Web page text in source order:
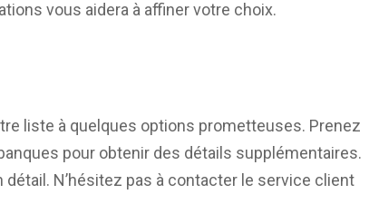
vous aidera à affiner votre choix.
liste à quelques options prometteuses. Prenez
pour obtenir des détails supplémentaires.
N’hésitez pas à contacter le service client